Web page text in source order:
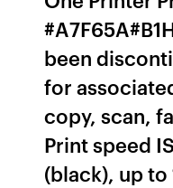
been
for
copy, scan,
Print speed
(black), up to